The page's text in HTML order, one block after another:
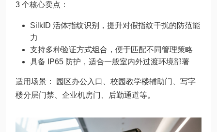
3 个核心卖点：
SilkID 活体指纹识别，提升对假指纹干扰的防范能
力
支持多种验证方式组合，便于匹配不同管理策略
具备 IP65 防护，适合一般室内外过渡环境部署
适用场景： 园区办公入口、校园教学楼辅助门、写字
楼分层门禁、企业机房门、后勤通道等。